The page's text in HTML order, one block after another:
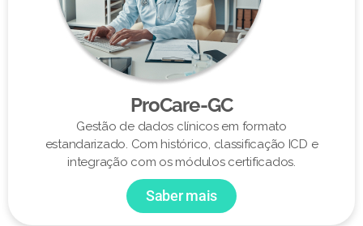
ProCare-GC
Gestão de dados clínicos em formato
estandarizado. Com histórico, classificação ICD e
integração com os módulos certificados.
Saber mais